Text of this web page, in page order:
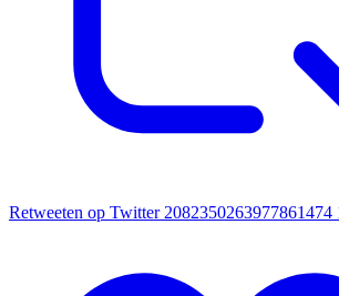
Retweeten op Twitter 2082350263977861474